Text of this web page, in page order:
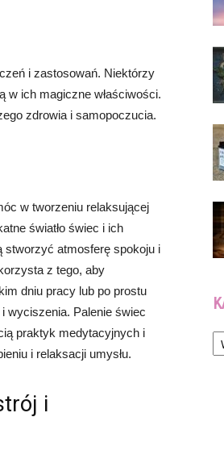
i zastosowań. Niektórzy
w ich magiczne właściwości.
zdrowia i samopoczucia.
w tworzeniu relaksującej
światło świec i ich
stworzyć atmosferę spokoju i
z tego, aby
dniu pracy lub po prostu
wyciszenia. Palenie świec
praktyk medytacyjnych i
i relaksacji umysłu.
i